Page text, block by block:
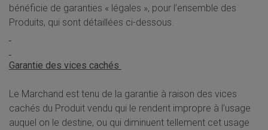
bénéficie de garanties « légales », pour l’ensemble des
Produits, qui sont détaillées ci-dessous.
Garantie des vices cachés
Le Marchand est tenu de la garantie à raison des vices
cachés du Produit vendu qui le rendent impropre à l’usage
auquel on le destine, ou qui diminuent tellement cet usage